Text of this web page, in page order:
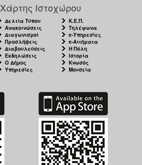
Χάρτης Ιστοχώρου
Δελτία Τύπου
Ανακοινώσεις
Διαγωνισμοί
Προσλήψεις
Διαβουλεύσεις
Εκδηλώσεις
Ο Δήμος
Υπηρεσίες
Κ.Ε.Π.
Τηλέφωνα
e-Υπηρεσίες
e-Αιτήματα
Η Πόλη
Ιστορία
Κνωσός
Μουσεία